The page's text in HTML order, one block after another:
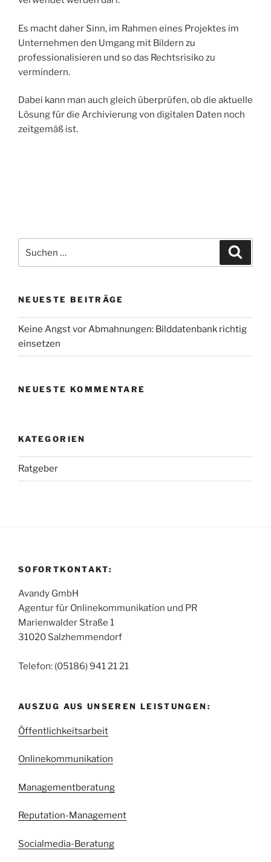
Es macht daher Sinn, im Rahmen eines Projektes im
Unternehmen den Umgang mit Bildern zu
professionalisieren und so das Rechtsrisiko zu
vermindern.
Dabei kann man auch gleich überprüfen, ob die aktuelle
Lösung für die Archivierung von digitalen Daten noch
zeitgemäß ist.
nach:
NEUESTE BEITRÄGE
Keine Angst vor Abmahnungen: Bilddatenbank richtig
einsetzen
NEUESTE KOMMENTARE
KATEGORIEN
Ratgeber
SOFORTKONTAKT:
Avandy GmbH
Agentur für Onlinekommunikation und PR
Marienwalder Straße 1
31020 Salzhemmendorf
Telefon: (05186) 941 21 21
AUSZUG AUS UNSEREN LEISTUNGEN:
Öffentlichkeitsarbeit
Onlinekommunikation
Managementberatung
Reputation-Management
Socialmedia-Beratung